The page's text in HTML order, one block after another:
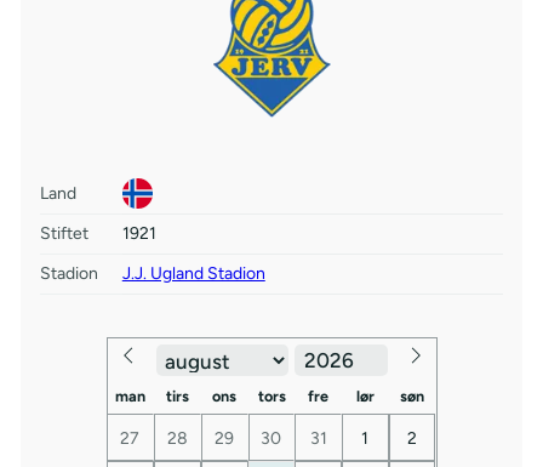
Land
Stiftet
1921
Stadion
J.J. Ugland Stadion
man tirs ons tors fre lør søn
27 28 29 30 31 1 2